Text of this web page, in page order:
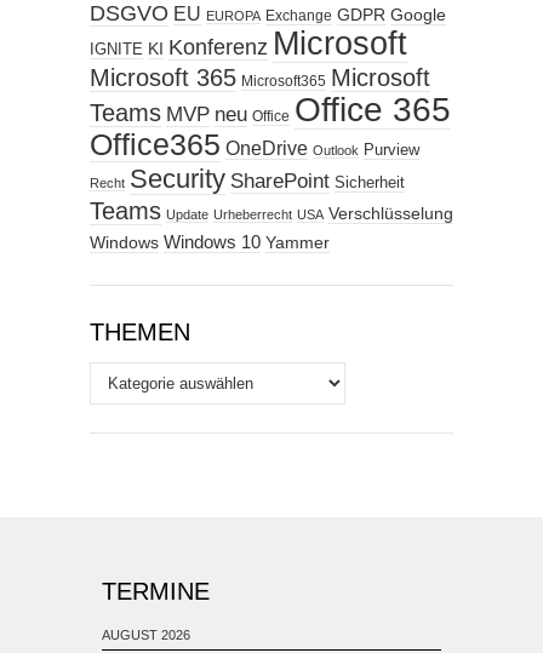
DSGVO EU EUROPA Exchange GDPR Google
IGNITE KI Konferenz Microsoft
Microsoft 365 Microsoft365 Microsoft
Teams MVP neu Office Office 365
Office365 OneDrive Outlook Purview
Recht Security SharePoint Sicherheit
Teams Update Urheberrecht USA Verschlüsselung
Windows Windows 10 Yammer
THEMEN
Themen
TERMINE
AUGUST 2026